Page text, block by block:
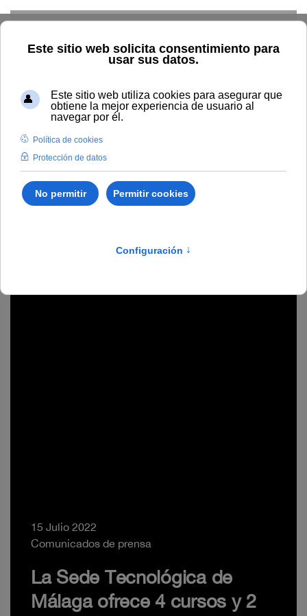
15 Julio 2022
Comunicados de prensa
La Sede Tecnológica de
Málaga ofrece 4 cursos y 2